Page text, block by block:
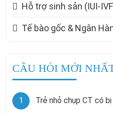
Hỗ trợ sinh sản (IUI-
Tế bào gốc & Ngân
CÂU HỎI MỚI
1 Trẻ nhỏ chụp CT có